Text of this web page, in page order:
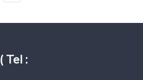
Tel :